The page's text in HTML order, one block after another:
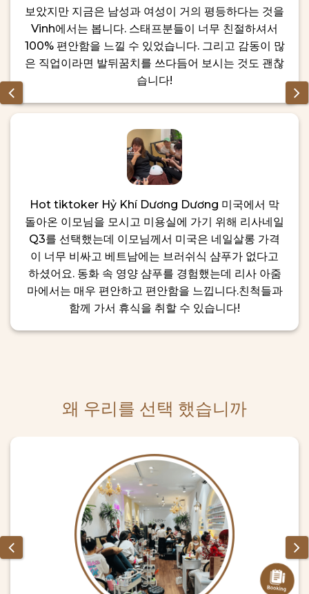
보았지만 지금은 남성과 여성이 거의 평등하다는 것을
Vinh에서는 봅니다. 스태프분들이 너무 친절하셔서
100% 편안함을 느낄 수 있었습니다. 그리고 감동이 많
은 직업이라면 발뒤꿈치를 쓰다듬어 보시는 것도 괜찮
습니다!
Hot tiktoker Hỷ Khí Dương Dương 미국에서 막
돌아온 이모님을 모시고 미용실에 가기 위해 리사네일
Q3를 선택했는데 이모님께서 미국은 네일살롱 가격
이 너무 비싸고 베트남에는 브러쉬식 샴푸가 없다고
하셨어요. 동화 속 영양 샴푸를 경험했는데 리사 아줌
마에서는 매우 편안하고 편안함을 느낍니다.친척들과
함께 가서 휴식을 취할 수 있습니다!
왜 우리를 선택 했습니까